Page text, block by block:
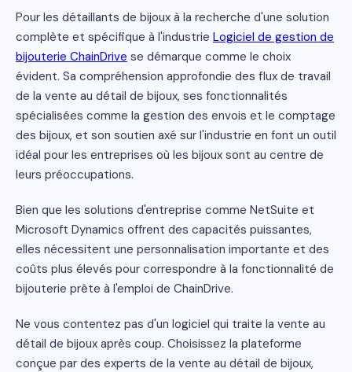
Pour les détaillants de bijoux à la recherche d'une solution
complète et spécifique à l'industrie Logiciel de gestion de
bijouterie ChainDrive se démarque comme le choix
évident. Sa compréhension approfondie des flux de travail
de la vente au détail de bijoux, ses fonctionnalités
spécialisées comme la gestion des envois et le comptage
des bijoux, et son soutien axé sur l'industrie en font un outil
idéal pour les entreprises où les bijoux sont au centre de
leurs préoccupations.
Bien que les solutions d'entreprise comme NetSuite et
Microsoft Dynamics offrent des capacités puissantes,
elles nécessitent une personnalisation importante et des
coûts plus élevés pour correspondre à la fonctionnalité de
bijouterie prête à l'emploi de ChainDrive.
Ne vous contentez pas d'un logiciel qui traite la vente au
détail de bijoux après coup. Choisissez la plateforme
conçue par des experts de la vente au détail de bijoux,